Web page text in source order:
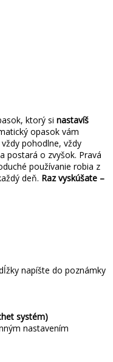
ktorý si nastavíš
opasok vám
pohodlne, vždy
postará o zvyšok. Pravá
používanie robia z
deň. Raz vyskúšate –
napíšte do poznámky
systém)
nastavením